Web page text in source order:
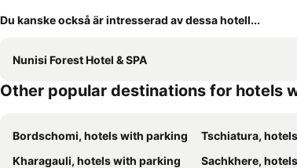
Du kanske också är intresserad av dessa hotell...
Nunisi Forest Hotel & SPA
Other popular destinations for hotels
Bordschomi, hotels with parking Tschiatura,
Kharagauli, hotels with parking
Sachkhere,